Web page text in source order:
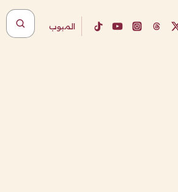
المبوب